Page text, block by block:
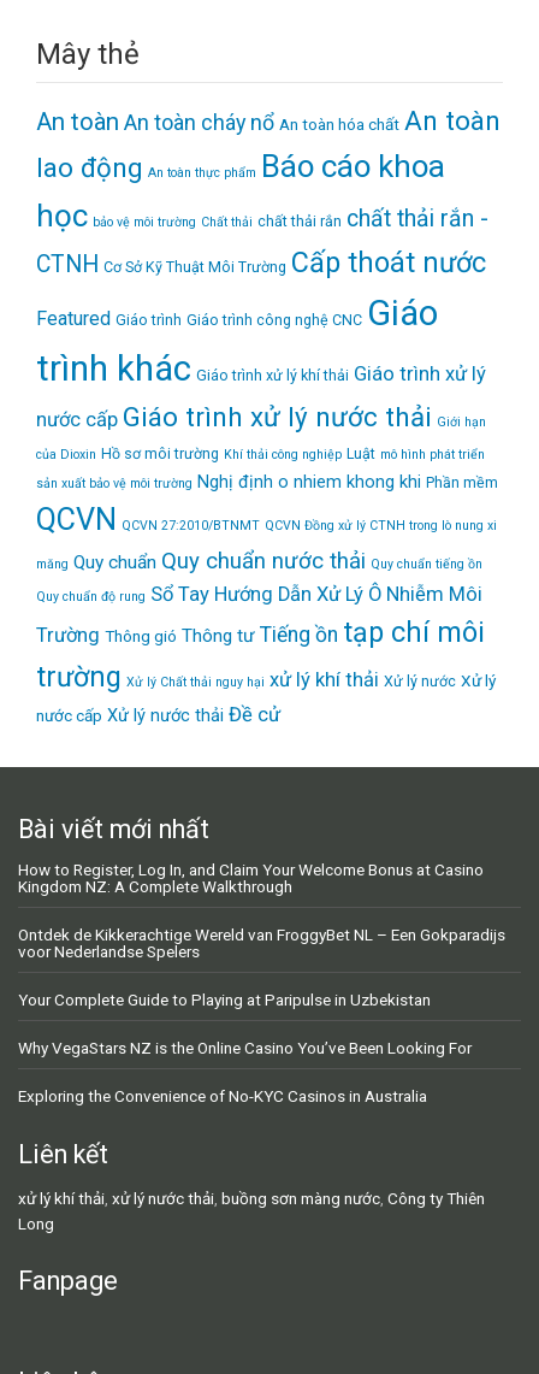
Mây thẻ
An toàn An toàn cháy nổ An toàn hóa chất An toàn
lao động An toàn thực phẩm Báo cáo khoa
học bảo vệ môi trường Chất thải chất thải rắn chất thải rắn -
CTNH Cơ Sở Kỹ Thuật Môi Trường Cấp thoát nước
Featured Giáo trình Giáo trình công nghệ CNC Giáo
trình khác Giáo trình xử lý khí thải Giáo trình xử lý
nước cấp Giáo trình xử lý nước thải Giới hạn
của Dioxin Hồ sơ môi trường Khí thải công nghiệp Luật mô hình phát triển
sản xuất bảo vệ môi trường Nghị định o nhiem khong khi Phần mềm
QCVN QCVN 27:2010/BTNMT QCVN Đồng xử lý CTNH trong lò nung xi
măng Quy chuẩn Quy chuẩn nước thải Quy chuẩn tiếng ồn
Quy chuẩn độ rung Sổ Tay Hướng Dẫn Xử Lý Ô Nhiễm Môi
Trường Thông gió Thông tư Tiếng ồn tạp chí môi
trường Xử lý Chất thải nguy hại xử lý khí thải Xử lý nước Xử lý
nước cấp Xử lý nước thải Đề cử
Bài viết mới nhất
How to Register, Log In, and Claim Your Welcome Bonus at Casino
Kingdom NZ: A Complete Walkthrough
Ontdek de Kikkerachtige Wereld van FroggyBet NL – Een Gokparadijs
voor Nederlandse Spelers
Your Complete Guide to Playing at Paripulse in Uzbekistan
Why VegaStars NZ is the Online Casino You’ve Been Looking For
Exploring the Convenience of No-KYC Casinos in Australia
Liên kết
xử lý khí thải xử lý nước thải buồng sơn màng nước Công ty Thiên
Long
Fanpage